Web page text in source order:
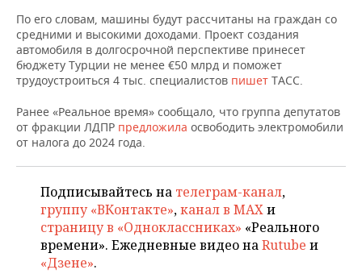
НЕФТЬ
ОПК
ЭНЕРГЕТИКА
РОЗНИЧНАЯ ТОРГОВЛЯ
ТРАНСПОРТ
НОВОСТИ ТЕХНОЛОГИЙ
IT
ТЕЛЕКОММУНИКАЦИИ
МЕРОПРИЯТИЯ
НОВОСТИ МЕРОПРИЯТИЙ
БИЗНЕС-БРАНЧИ
ОТКРЫТАЯ ЛЕКЦИЯ
СПОРТ
ФУТБОЛ
БАСКЕТБОЛ
ВОЛЕЙБОЛ
НОВОСТИ ОБЩЕСТВА
ИНФРАСТРУКТУРА
ИСТОРИЯ
ФОТОГАЛЕРЕЯ
СПРАВОЧНИК
СПИСОК ПЕРСОН
ПОЛНАЯ ВЕРСИЯ
По его словам, машины будут рассчитаны на граждан со
средними и высокими доходами. Проект создания
автомобиля в долгосрочной перспективе принесет
бюджету Турции не менее €50 млрд и поможет
трудоустроиться 4 тыс. специалистов пишет ТАСС.
Ранее «Реальное время» сообщало, что группа депутатов
от фракции ЛДПР предложила освободить электромобили
от налога до 2024 года.
Подписывайтесь на телеграм-канал,
группу «ВКонтакте»,канал в MAXи
страницу в «Одноклассниках» «Реального
времени». Ежедневные видео наRutube и
«Дзене».